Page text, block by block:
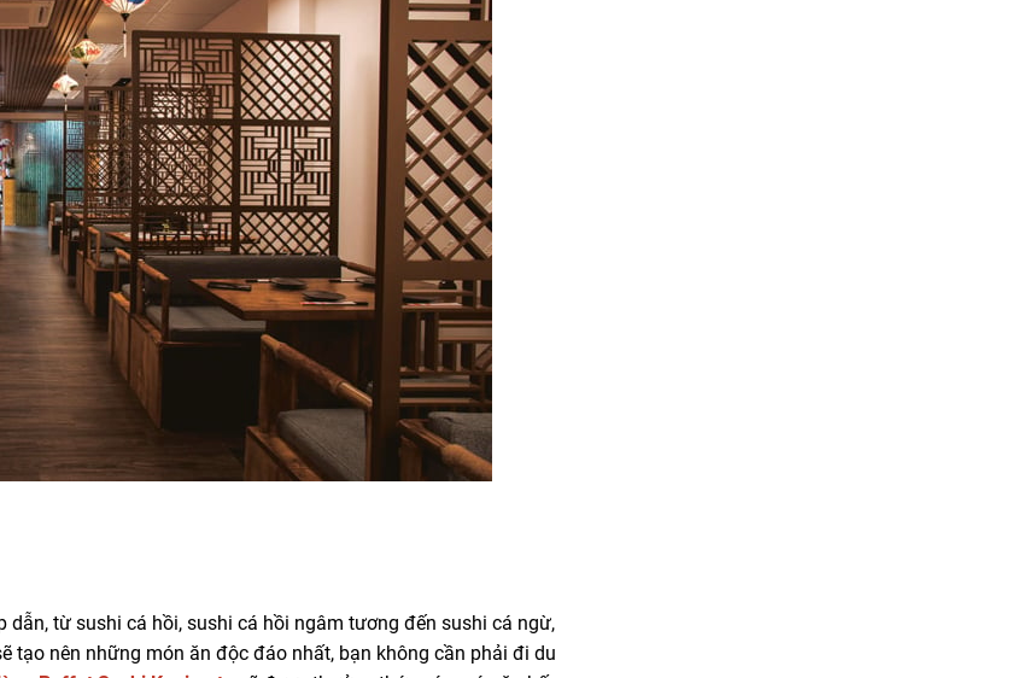
từ sushi cá hồi, sushi cá hồi ngâm tương đến sushi cá ngừ,
tạo nên những món ăn độc đáo nhất, bạn không cần phải đi du